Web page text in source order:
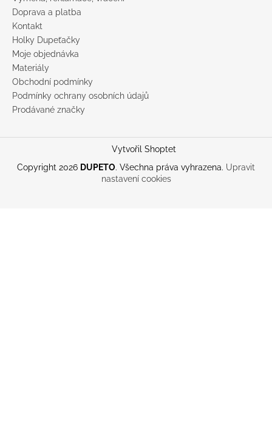
Doprava a platba
Kontakt
Holky Dupeťačky
Moje objednávka
Materiály
Obchodní podmínky
Podmínky ochrany osobních údajů
Prodávané značky
Vytvořil Shoptet
Copyright 2026 DUPETO. Všechna práva vyhrazena. Upravit
nastavení cookies